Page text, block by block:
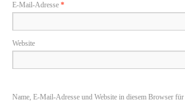
E-Mail-Adresse *
Website
Name, E-Mail-Adresse und Website in diesem Browser